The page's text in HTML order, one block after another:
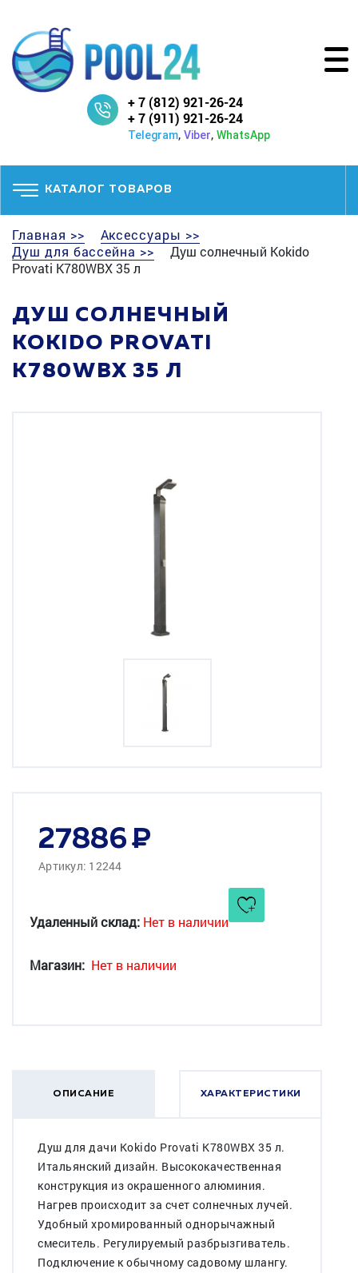
+ 7 (812) 921-26-24
+ 7 (911) 921-26-24
Telegram, Viber, WhatsApp
КАТАЛОГ ТОВАРОВ
Главная >>
Аксессуары >>
Душ для бассейна >>
Душ солнечный Kokido
Provati K780WBX 35 л
ДУШ СОЛНЕЧНЫЙ
KOKIDO PROVATI
K780WBX 35 Л
27886
Артикул: 12244
Удаленный склад: Нет в наличии
Магазин: Нет в наличии
ОПИСАНИЕ ХАРАКТЕРИСТИКИ
Душ для дачи Kokido Provati K780WBX 35 л.
Итальянский дизайн. Высококачественная
конструкция из окрашенного алюминия.
Нагрев происходит за счет солнечных лучей.
Удобный хромированный однорычажный
смеситель. Регулируемый разбрызгиватель.
Подключение к обычному садовому шлангу.